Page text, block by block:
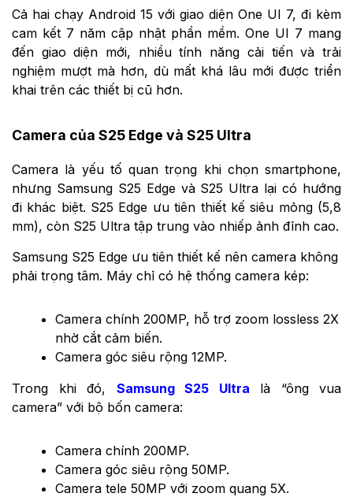
Cả hai chạy Android 15 với giao diện One UI 7, đi kèm
cam kết 7 năm cập nhật phần mềm. One UI 7 mang
đến giao diện mới, nhiều tính năng cải tiến và trải
nghiệm mượt mà hơn, dù mất khá lâu mới được triển
khai trên các thiết bị cũ hơn.
Camera của S25 Edge và S25 Ultra
Camera là yếu tố quan trọng khi chọn smartphone,
nhưng Samsung S25 Edge và S25 Ultra lại có hướng
đi khác biệt. S25 Edge ưu tiên thiết kế siêu mỏng (5,8
mm), còn S25 Ultra tập trung vào nhiếp ảnh đỉnh cao.
Samsung S25 Edge ưu tiên thiết kế nên camera không
phải trọng tâm. Máy chỉ có hệ thống camera kép:
Camera chính 200MP, hỗ trợ zoom lossless 2X
nhờ cắt cảm biến.
Camera góc siêu rộng 12MP.
Trong khi đó, Samsung S25 Ultra là “ông vua
camera” với bộ bốn camera:
Camera chính 200MP.
Camera góc siêu rộng 50MP.
Camera tele 50MP với zoom quang 5X.